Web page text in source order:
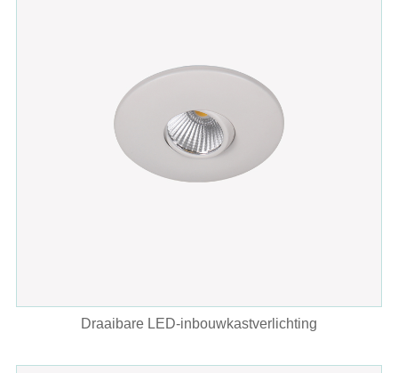
Draaibare LED-inbouwkastverlichting